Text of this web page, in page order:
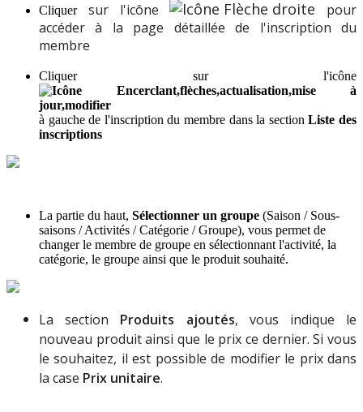
Cliquer sur l'icône pour
accéder à la page détaillée de l'inscription du
membre
Cliquer sur l'icône
à gauche de l'inscription du membre dans la section Liste des
inscriptions
La partie du haut, Sélectionner un groupe (Saison / Sous-
saisons / Activités / Catégorie / Groupe), vous permet de
changer le membre de groupe en sélectionnant l'activité, la
catégorie, le groupe ainsi que le produit souhaité.
La section Produits ajoutés, vous indique
le
nouveau produit ainsi que le prix ce dernier. Si vous
le souhaitez, il est possible de modifier le prix dans
la case Prix unitaire.